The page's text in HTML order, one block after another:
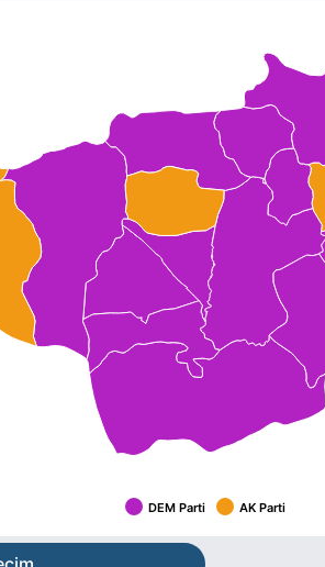
DEM Parti AK Parti